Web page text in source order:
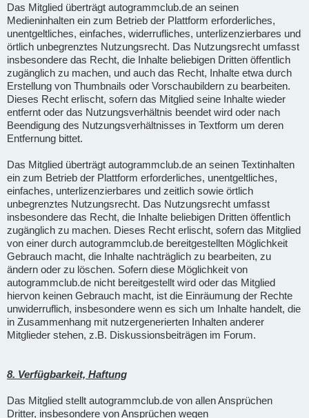
Das Mitglied überträgt autogrammclub.de an seinen
Medieninhalten ein zum Betrieb der Plattform erforderliches,
unentgeltliches, einfaches, widerrufliches, unterlizenzierbares und
örtlich unbegrenztes Nutzungsrecht. Das Nutzungsrecht umfasst
insbesondere das Recht, die Inhalte beliebigen Dritten öffentlich
zugänglich zu machen, und auch das Recht, Inhalte etwa durch
Erstellung von Thumbnails oder Vorschaubildern zu bearbeiten.
Dieses Recht erlischt, sofern das Mitglied seine Inhalte wieder
entfernt oder das Nutzungsverhältnis beendet wird oder nach
Beendigung des Nutzungsverhältnisses in Textform um deren
Entfernung bittet.
Das Mitglied überträgt autogrammclub.de an seinen Textinhalten
ein zum Betrieb der Plattform erforderliches, unentgeltliches,
einfaches, unterlizenzierbares und zeitlich sowie örtlich
unbegrenztes Nutzungsrecht. Das Nutzungsrecht umfasst
insbesondere das Recht, die Inhalte beliebigen Dritten öffentlich
zugänglich zu machen. Dieses Recht erlischt, sofern das Mitglied
von einer durch autogrammclub.de bereitgestellten Möglichkeit
Gebrauch macht, die Inhalte nachträglich zu bearbeiten, zu
ändern oder zu löschen. Sofern diese Möglichkeit von
autogrammclub.de nicht bereitgestellt wird oder das Mitglied
hiervon keinen Gebrauch macht, ist die Einräumung der Rechte
unwiderruflich, insbesondere wenn es sich um Inhalte handelt, die
in Zusammenhang mit nutzergenerierten Inhalten anderer
Mitglieder stehen, z.B. Diskussionsbeiträgen im Forum.
8. Verfügbarkeit, Haftung
Das Mitglied stellt autogrammclub.de von allen Ansprüchen
Dritter, insbesondere von Ansprüchen wegen